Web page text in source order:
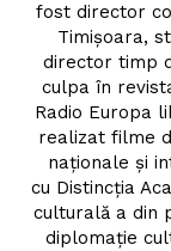
fost director
Timişoara,
director timp
culpa în
Radio Europa
realizat filme
naționale și
cu Distincția
culturală a din
diplomație